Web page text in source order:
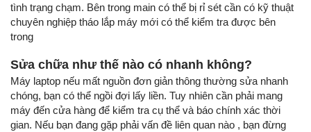
tình trạng chạm. Bên trong main có thể bị rỉ sét cần có kỹ thuật
chuyên nghiệp tháo lắp máy mới có thể kiểm tra được bên
trong
Sửa chữa như thế nào có nhanh không?
Máy laptop nếu mất nguồn đơn giản thông thường sửa nhanh
chóng, bạn có thể ngồi đợi lấy liền. Tuy nhiên cần phải mang
máy đến cửa hàng để kiểm tra cụ thể và báo chính xác thời
gian. Nếu bạn đang gặp phải vấn đề liên quan nào , bạn đừng